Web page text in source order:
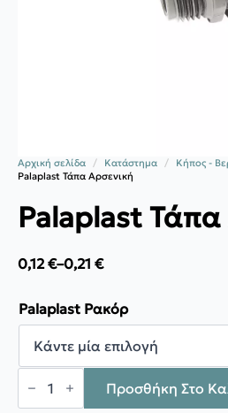
Αρχική σελίδα Κατάστημα
Κήπος -
Palaplast Τάπα Αρσενική
Palaplast Τάπα
0,12€–0,21 €
Price
0,12 €
through
0,21 €
Palaplast Ρακόρ
Palaplast
Τάπα
Αρσενική
Προσθήκη Στο